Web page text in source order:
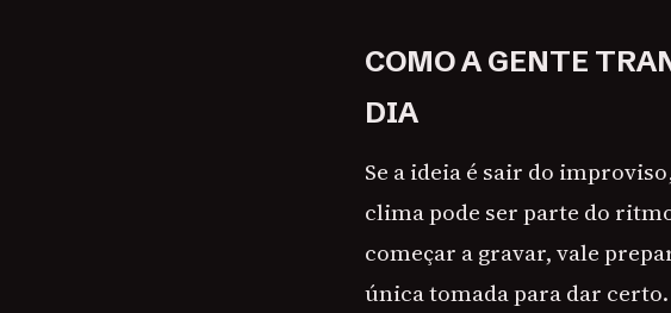
COMO A GENTE
DIA
Se a ideia é sair do
clima pode ser parte do
começar a gravar, vale
única tomada para dar certo.